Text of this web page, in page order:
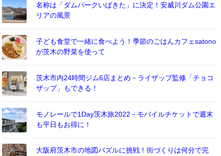
名称は「ダムパークいばきた」に決定！安威川ダム公園エ
リアの風景
子ども食堂で一緒に食べよう！季節のごはんカフェsatono
が茨木の野菜を使って
茨木市内24時間ジム6店まとめ－ライザップ監修「チョコ
ザップ」もできる！
モノレールで1Day茨木旅2022－モバイルチケットで週末
も平日もお得に！
大阪府茨木市の地図パズルに挑戦！街づくりは何分で完